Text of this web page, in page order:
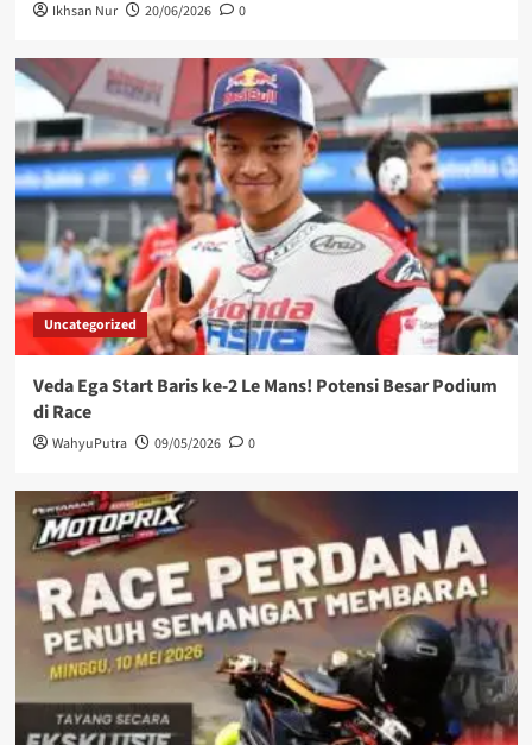
Ikhsan Nur 20/06/2026 0
Uncategorized
Veda Ega Start Baris ke-2 Le Mans! Potensi Besar Podium
di Race
WahyuPutra 09/05/2026 0